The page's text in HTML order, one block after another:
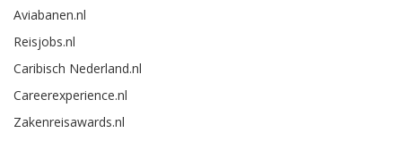
Aviabanen.nl
Reisjobs.nl
Caribisch Nederland.nl
Careerexperience.nl
Zakenreisawards.nl